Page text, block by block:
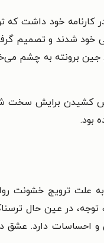
در کارنامه خود داشت
خود شدند و تصمیم
برداشت و تنها دو نسخه از آن فروخته شد. در این
بود.
علت ترویج خشونت
در عین حال
و احساسات دارد.